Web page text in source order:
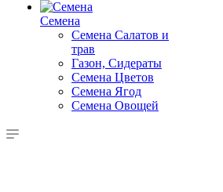
Семена
Семена Салатов и
трав
Газон, Сидераты
Семена Цветов
Семена Ягод
Семена Овощей